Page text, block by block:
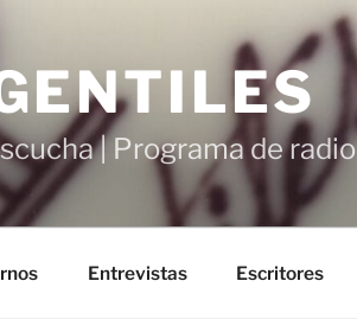
| Programa de radio
Entrevistas Escritores